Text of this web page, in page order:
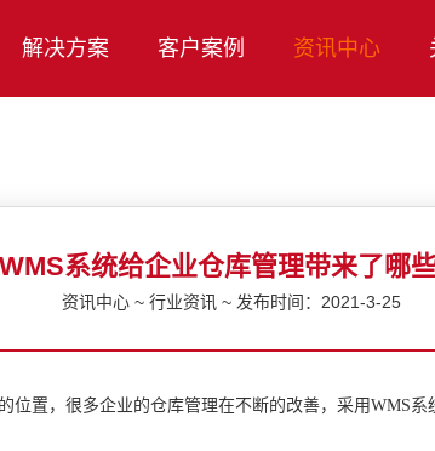
解决方案 客户案例 资讯中心
系统给企业仓库管理带来了哪些
资讯中心 ~ 行业资讯 ~ 发布时间：2021-3-25
位置，很多企业的仓库管理在不断的改善，采用WMS系